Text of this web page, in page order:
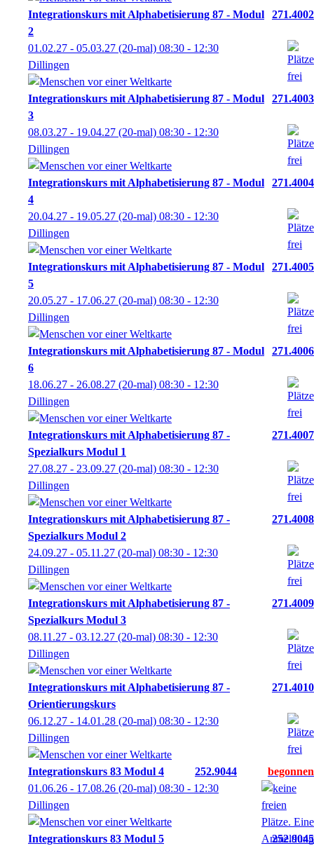
Integrationskurs 83 Modul 4
252.9044
01.06.26 - 17.08.26 (20-mal) 08:30 - 12:30
Dillingen
Integrationskurs 83 Modul 5 252.9045
Integrationskurs mit Alphabetisierung 87 - Modul
2
271.4002
01.02.27 - 05.03.27 (20-mal) 08:30 - 12:30
Dillingen
Integrationskurs mit Alphabetisierung 87 - Modul
3
271.4003
08.03.27 - 19.04.27 (20-mal) 08:30 - 12:30
Dillingen
Integrationskurs mit Alphabetisierung 87 - Modul
4
271.4004
20.04.27 - 19.05.27 (20-mal) 08:30 - 12:30
Dillingen
Integrationskurs mit Alphabetisierung 87 - Modul
5
271.4005
20.05.27 - 17.06.27 (20-mal) 08:30 - 12:30
Dillingen
Integrationskurs mit Alphabetisierung 87 - Modul
6
271.4006
18.06.27 - 26.08.27 (20-mal) 08:30 - 12:30
Dillingen
Integrationskurs mit Alphabetisierung 87 -
Spezialkurs Modul 1
271.4007
27.08.27 - 23.09.27 (20-mal) 08:30 - 12:30
Dillingen
Integrationskurs mit Alphabetisierung 87 -
Spezialkurs Modul 2
271.4008
24.09.27 - 05.11.27 (20-mal) 08:30 - 12:30
Dillingen
Integrationskurs mit Alphabetisierung 87 -
Spezialkurs Modul 3
271.4009
08.11.27 - 03.12.27 (20-mal) 08:30 - 12:30
Dillingen
Integrationskurs mit Alphabetisierung 87 -
Orientierungskurs
271.4010
06.12.27 - 14.01.28 (20-mal) 08:30 - 12:30
Dillingen